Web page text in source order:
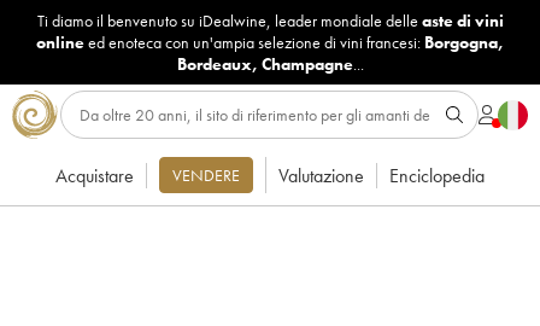
Ti diamo il benvenuto su iDealwine, leader mondiale delle aste di vini
onlineed enoteca con un'ampia selezione di vini francesi: Borgogna,
Bordeaux, Champagne...
Acquistare VENDERE Valutazione Enciclopedia